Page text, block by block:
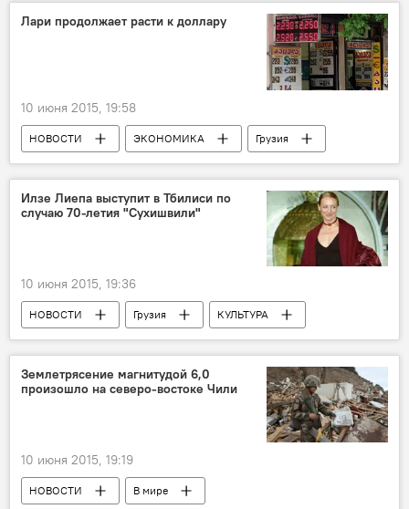
Лари продолжает расти к доллару
10 июня 2015, 19:58
НОВОСТИ ЭКОНОМИКА Грузия
Илзе Лиепа выступит в Тбилиси по
случаю 70-летия "Сухишвили"
10 июня 2015, 19:36
НОВОСТИ Грузия КУЛЬТУРА
Землетрясение магнитудой 6,0
произошло на северо-востоке Чили
10 июня 2015, 19:19
НОВОСТИ
В мире